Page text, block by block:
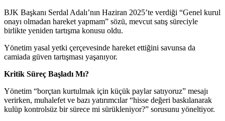
BJK Başkanı Serdal Adalı’nın Haziran 2025’te verdiği “Genel kurul
onayı olmadan hareket yapmam” sözü, mevcut satış süreciyle
birlikte yeniden tartışma konusu oldu.
Yönetim yasal yetki çerçevesinde hareket ettiğini savunsa da
camiada güven tartışması yaşanıyor.
Kritik Süreç Başladı Mı?
Yönetim “borçtan kurtulmak için küçük paylar satıyoruz” mesajı
verirken, muhalefet ve bazı yatırımcılar “hisse değeri baskılanarak
kulüp kontrolsüz bir sürece mi sürükleniyor?” sorusunu yöneltiyor.